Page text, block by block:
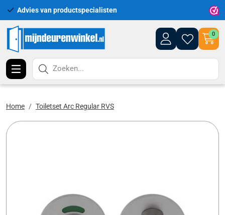
Advies van productspecialisten
0
Zoeken...
Home Toiletset Arc Regular RVS